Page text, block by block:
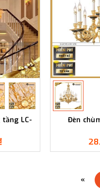
LC-
Đèn
«